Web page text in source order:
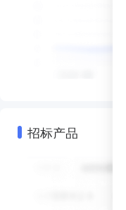
招标产品